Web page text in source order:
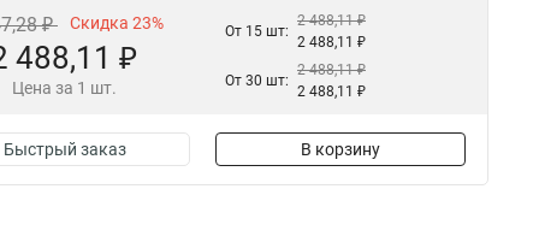
₽ Скидка 23%
488,11 ₽
Цена за 1 шт.
От 15 шт:
2 488,11 ₽
2 488,11 ₽
От 30 шт:
2 488,11 ₽
2 488,11 ₽
Быстрый заказ В корзину